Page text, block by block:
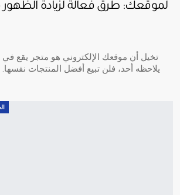
تخيل أن موقعك الإلكتروني هو متجر يقع
يلاحظه أحد، فلن تبيع أفضل المنتجات نفسها.